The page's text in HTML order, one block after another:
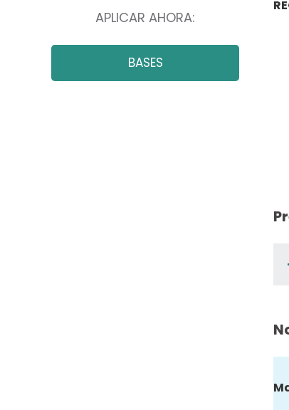
APLICAR AHORA:
BASES